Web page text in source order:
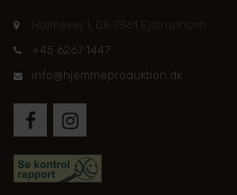
Holmevej 1, DK-7361 Ejstrupholm
+45 6267 1447
info@hjemmeproduktion.dk